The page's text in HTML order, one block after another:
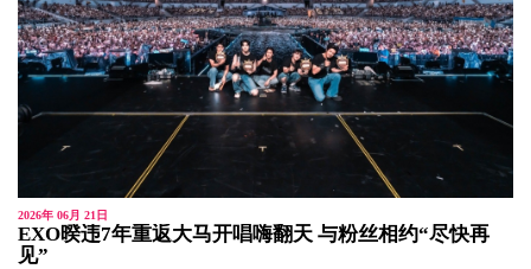
2026年 06月 21日
EXO暌违7年重返大马开唱嗨翻天 与粉丝相约“尽快再
见”